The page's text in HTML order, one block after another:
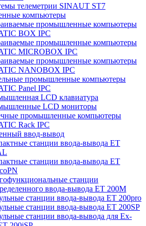
телеметрии SINAUT ST7
компьютеры
промышленные компьютеры
BOX IPC
промышленные компьютеры
MICROBOX IPC
промышленные компьютеры
NANOBOX IPC
промышленные компьютеры
Panel IPC
LCD клавиатура
LCD мониторы
промышленные компьютеры
Rack IPC
ввод-вывод
станции ввода-вывода ET
станции ввода-вывода ET
станции
ввода-вывода ET 200M
станции ввода-вывода ET 200pro
станции ввода-вывода ET 200SP
станции ввода-вывода для Ex-